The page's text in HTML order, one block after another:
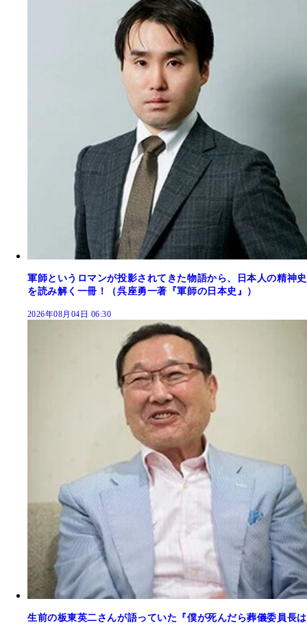
軍師というロマンが投影されてきた物語から、日本人の精神史
を読み解く一冊！（呉座勇一著『軍師の日本史』）
2026年08月04日 06:30
生前の板東英二さんが語っていた『僕が死んだら葬儀委員長は